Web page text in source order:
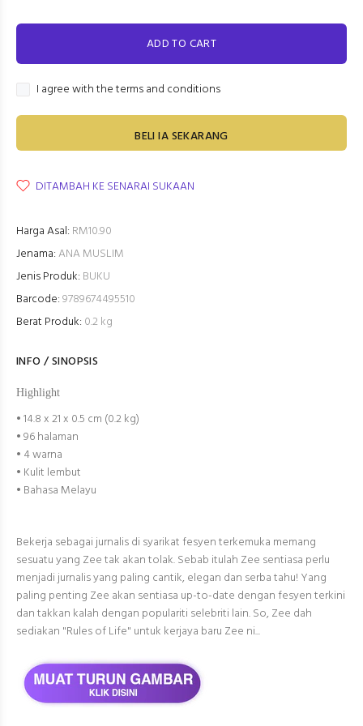
ADD TO CART
I agree with the terms and conditions
BELI IA SEKARANG
DITAMBAH KE SENARAI SUKAAN
Harga Asal: RM10.90
Jenama:ANA MUSLIM
Jenis Produk: BUKU
Barcode:9789674495510
Berat Produk: 0.2 kg
INFO / SINOPSIS
Highlight
• 14.8 x 21 x 0.5 cm (0.2 kg)
• 96 halaman
• 4 warna
• Kulit lembut
• Bahasa Melayu
Bekerja sebagai jurnalis di syarikat fesyen terkemuka memang
sesuatu yang Zee tak akan tolak. Sebab itulah Zee sentiasa perlu
menjadi jurnalis yang paling cantik, elegan dan serba tahu! Yang
paling penting Zee akan sentiasa up-to-date dengan fesyen terkini
dan takkan kalah dengan populariti selebriti lain. So, Zee dah
sediakan "Rules of Life" untuk kerjaya baru Zee ni...